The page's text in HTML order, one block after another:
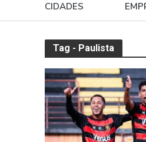
CIDADES
Tag - Paulista